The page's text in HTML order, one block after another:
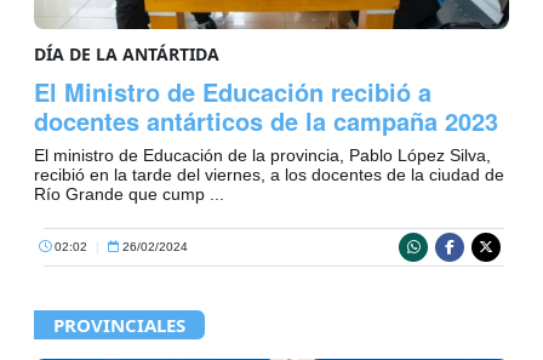
DÍA DE LA ANTÁRTIDA
El Ministro de Educación recibió a
docentes antárticos de la campaña 2023
El ministro de Educación de la provincia, Pablo López Silva,
recibió en la tarde del viernes, a los docentes de la ciudad de
Río Grande que cump ...
02:02 26/02/2024
PROVINCIALES